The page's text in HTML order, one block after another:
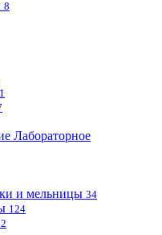
8
Лабораторное
и мельницы 34
124